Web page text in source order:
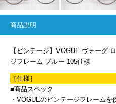
商品説明
【ビンテージ】VOGUE ヴォーグ
ジフレーム ブルー 105仕様
［仕様］
■商品スペック
・VOGUEのビンテージフレーム